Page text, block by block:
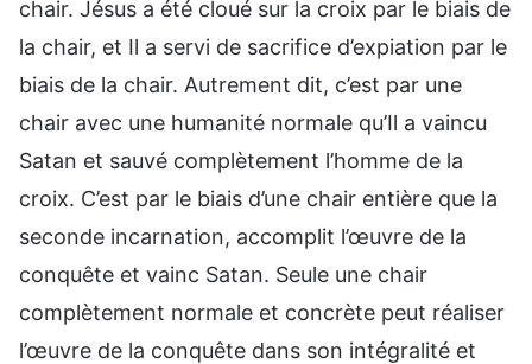
chair. Jésus a été cloué sur la croix par le biais de
la chair, et Il a servi de sacrifice d’expiation par le
biais de la chair. Autrement dit, c’est par une
chair avec une humanité normale qu’Il a vaincu
Satan et sauvé complètement l’homme de la
croix. C’est par le biais d’une chair entière que la
seconde incarnation, accomplit l’œuvre de la
conquête et vainc Satan. Seule une chair
complètement normale et concrète peut réaliser
l’œuvre de la conquête dans son intégralité et